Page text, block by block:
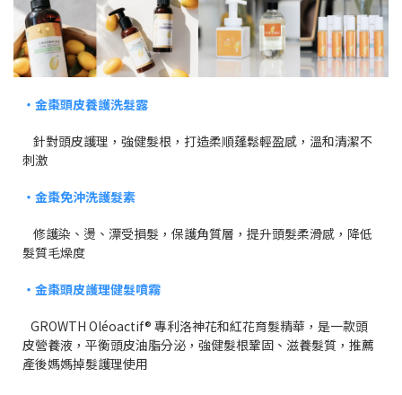
・金棗頭皮養護洗髮露
針對頭皮護理，強健髮根，打造柔順蓬鬆輕盈感，溫和清潔不
刺激
・金棗免沖洗護髮素
修護染、燙、漂受損髮，保護角質層，提升頭髮柔滑感，降低
髮質毛燥度
・金棗頭皮護理健髮噴霧
GROWTH Oléoactif® 專利洛神花和紅花育髮精華，是一款頭
皮營養液，平衡頭皮油脂分泌，強健髮根鞏固、滋養髮質，推薦
產後媽媽掉髮護理使用